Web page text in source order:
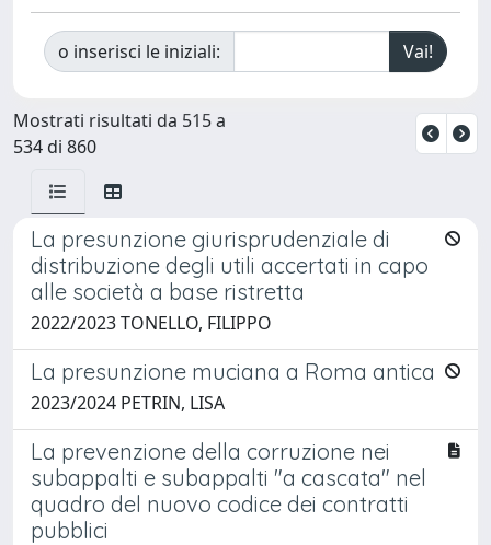
o inserisci le iniziali:
Mostrati risultati da 515 a
534 di 860
La presunzione giurisprudenziale di
distribuzione degli utili accertati in capo
alle società a base ristretta
2022/2023 TONELLO, FILIPPO
La presunzione muciana a Roma antica
2023/2024 PETRIN, LISA
La prevenzione della corruzione nei
subappalti e subappalti "a cascata" nel
quadro del nuovo codice dei contratti
pubblici